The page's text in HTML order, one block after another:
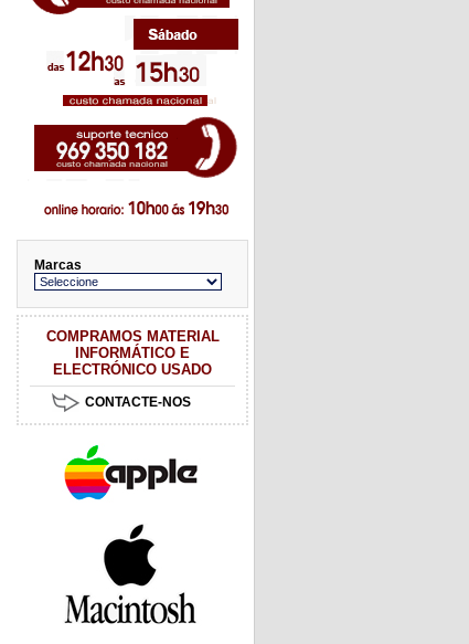
Marcas
COMPRAMOS MATERIAL
INFORMÁTICO E
ELECTRÓNICO USADO
CONTACTE-NOS